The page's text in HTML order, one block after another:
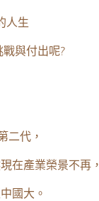
人生
與付出呢?
二代，
在產業榮景不再，
國大。